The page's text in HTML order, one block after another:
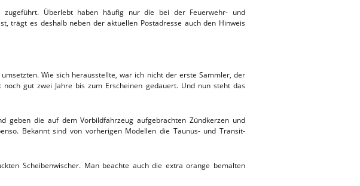
Überlebt haben häufig nur die bei der Feuerwehr- und
trägt es deshalb neben der aktuellen Postadresse auch den Hinweis
Wie sich herausstellte, war ich nicht der erste Sammler, der
gut zwei Jahre bis zum Erscheinen gedauert. Und nun steht das
geben die auf dem Vorbildfahrzeug aufgebrachten Zündkerzen und
Bekannt sind von vorherigen Modellen die Taunus- und Transit-
Scheibenwischer. Man beachte auch die extra orange bemalten